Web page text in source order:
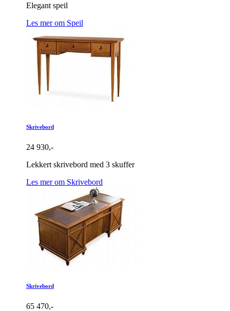
Elegant speil
Les mer om Speil
Skrivebord
24 930,-
Lekkert skrivebord med 3 skuffer
Les mer om Skrivebord
Skrivebord
65 470,-